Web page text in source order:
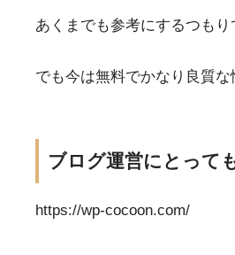
あくまでも参考にするつもり
でも今は無料でかなり良質な
ブログ運営にとって
https://wp-cocoon.com/